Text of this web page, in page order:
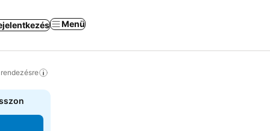
Menü